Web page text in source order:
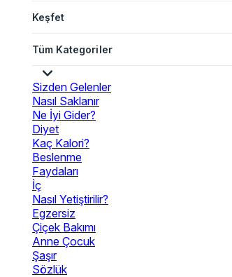
Keşfet
Tüm Kategoriler
Sizden Gelenler
Nasıl Saklanır
Ne İyi Gider?
Diyet
Kaç Kalori?
Beslenme
Faydaları
İç
Nasıl Yetiştirilir?
Egzersiz
Çiçek Bakımı
Anne Çocuk
Şaşır
Sözlük